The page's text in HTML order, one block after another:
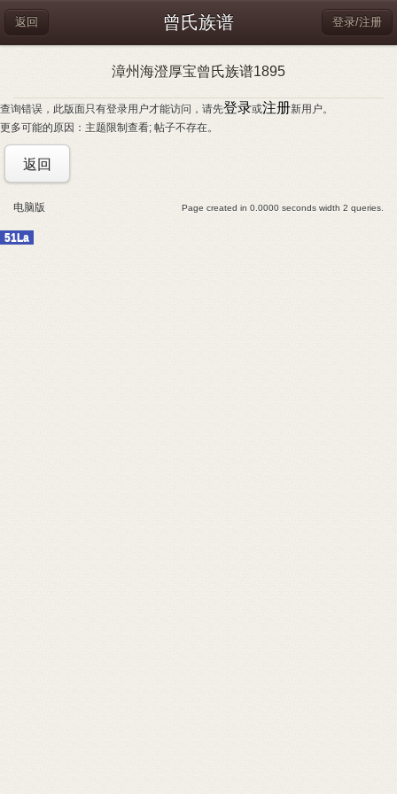
曾氏族谱
返回 登录/注册
漳州海澄厚宝曾氏族谱1895
查询错误，此版面只有登录用户才能访问，请先登录或注册新用户。
更多可能的原因：主题限制查看; 帖子不存在。
返回
电脑版 Page created in 0.0000 seconds width 2 queries.
51La